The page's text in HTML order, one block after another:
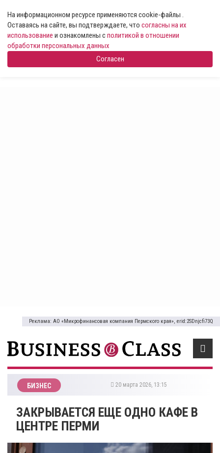
На информационном ресурсе применяются cookie-файлы .
Оставаясь на сайте, вы подтверждаете, что согласны на их
использование и ознакомлены сполитикой в отношении
обработки персональных данных
Согласен
Реклама: АО «Микрофинансовая компания Пермского края», erid:2SDnjcfi73Q
БИЗНЕС 20 марта 2026, 13:15
ЗАКРЫВАЕТСЯ ЕЩЕ ОДНО КАФЕ В
ЦЕНТРЕ ПЕРМИ